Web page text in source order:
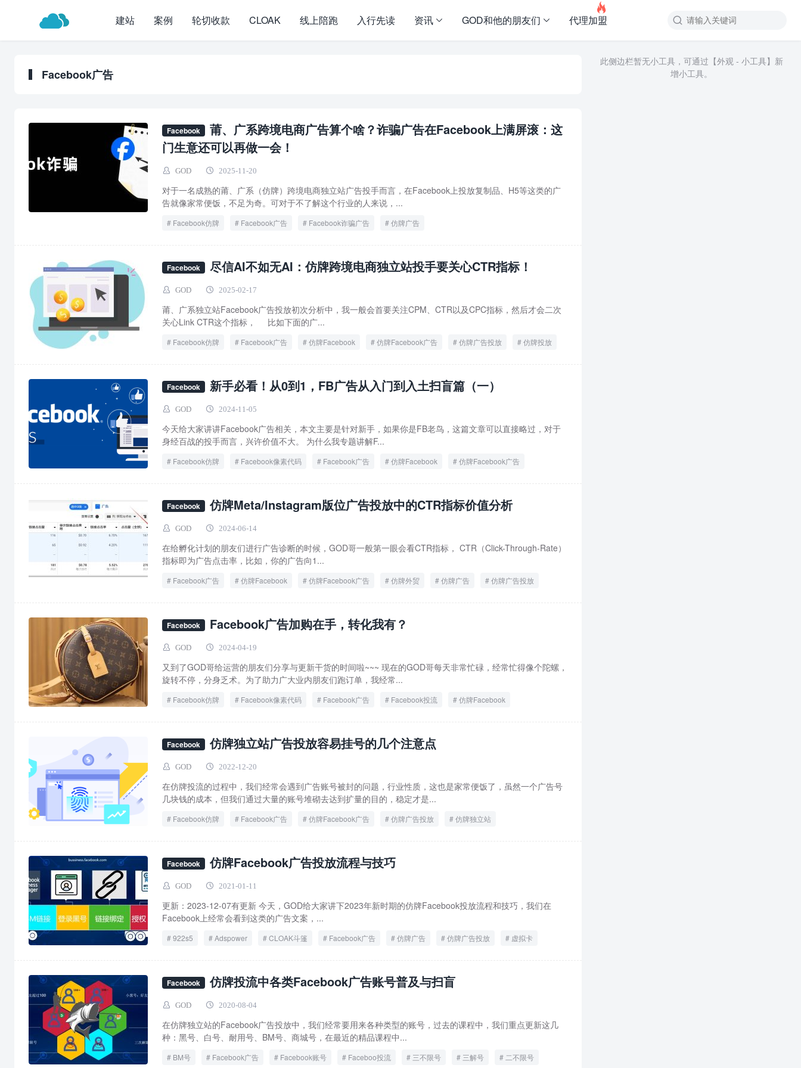
建站 案例 轮切收款 CLOAK 线上陪跑 入行先读 资讯 GOD和他的朋友们 代理加盟

Facebook广告
Facebook
莆、广系跨境电商广告算个啥？诈骗广告在Facebook上满屏滚：这
门生意还可以再做一会！
GOD 2025-11-20
对于一名成熟的莆、广系（仿牌）跨境电商独立站广告投手而言，在Facebook上投放复制品、H5等这类的广
告就像家常便饭，不足为奇。可对于不了解这个行业的人来说，...
Facebook仿牌 Facebook广告 Facebook诈骗广告 仿牌广告
Facebook 尽信AI不如无AI：仿牌跨境电商独立站投手要关心CTR指标！
GOD 2025-02-17
莆、广系独立站Facebook广告投放初次分析中，我一般会首要关注CPM、CTR以及CPC指标，然后才会二次
关心Link CTR这个指标， 比如下面的广...
Facebook仿牌 Facebook广告 仿牌Facebook 仿牌Facebook广告 仿牌广告投放
仿牌投放
Facebook 新手必看！从0到1，FB广告从入门到入土扫盲篇（一）
GOD 2024-11-05
​今天给大家讲讲Facebook广告相关，本文主要是针对新手，如果你是FB老鸟，这篇文章可以直接略过，对于
身经百战的投手而言，兴许价值不大。 为什么我专题讲解F...
Facebook仿牌 Facebook像素代码 Facebook广告 仿牌Facebook 仿牌Facebook广告
Facebook 仿牌Meta/Instagram版位广告投放中的CTR指标价值分析
GOD 2024-06-14
在给孵化计划的朋友们进行广告诊断的时候，GOD哥一般第一眼会看CTR指标， CTR（Click-Through-Rate）
指标即为广告点击率，比如，你的广告向1...
Facebook广告 仿牌Facebook 仿牌Facebook广告 仿牌外贸 仿牌广告
仿牌广告投放
Facebook Facebook广告加购在手，转化我有？
GOD 2024-04-19
又到了GOD哥给运营的朋友们分享与更新干货的时间啦~~~ 现在的GOD哥每天非常忙碌，经常忙得像个陀螺，
旋转不停，分身乏术。为了助力广大业内朋友们跑订单，我经常...
Facebook仿牌 Facebook像素代码 Facebook广告 Facebook投流
仿牌Facebook
Facebook 仿牌独立站广告投放容易挂号的几个注意点
GOD 2022-12-20
在仿牌投流的过程中，我们经常会遇到广告账号被封的问题，行业性质，这也是家常便饭了，虽然一个广告号
几块钱的成本，但我们通过大量的账号堆砌去达到扩量的目的，稳定才是...
Facebook仿牌 Facebook广告 仿牌Facebook广告 仿牌广告投放
仿牌独立站
Facebook 仿牌Facebook广告投放流程与技巧
GOD 2021-01-11
更新：2023-12-07有更新 今天，GOD给大家讲下2023年新时期的仿牌Facebook投放流程和技巧，我们在
Facebook上经常会看到这类的广告文案，...
922s5 Adspower CLOAK斗篷 Facebook广告 仿牌广告 仿牌广告投放 虚拟卡
Facebook 仿牌投流中各类Facebook广告账号普及与扫盲
GOD 2020-08-04
在仿牌独立站的Facebook广告投放中，我们经常要用来各种类型的账号，过去的课程中，我们重点更新这几
种：黑号、白号、耐用号、BM号、商城号，在最近的精品课程中...
BM号 Facebook广告 Facebook账号 Faceboo投流 三不限号 三解号 二不限号
此侧边栏暂无小工具，可通过【外观 - 小工具】新
增小工具。